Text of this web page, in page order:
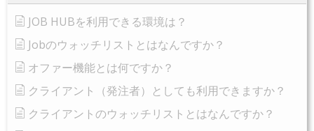
JOB HUBを利用できる環境は？
Jobのウォッチリストとはなんですか？
オファー機能とは何ですか？
クライアント（発注者）としても利用できますか？
クライアントのウォッチリストとはなんですか？